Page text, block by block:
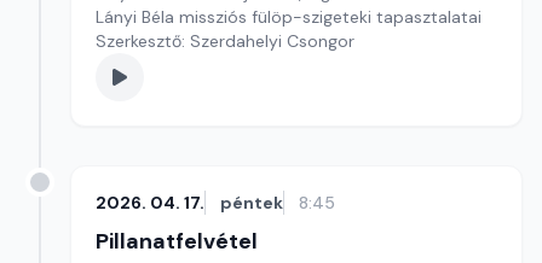
Lányi Béla missziós fülöp-szigeteki tapasztalatai
Szerkesztő: Szerdahelyi Csongor
2026. 04. 17. péntek 8:45
Pillanatfelvétel